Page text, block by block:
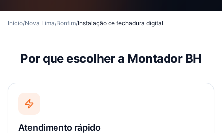
Início/Nova Lima/Bonfim/Instalação de fechadura digital
Por que escolher a Montador BH
Atendimento rápido